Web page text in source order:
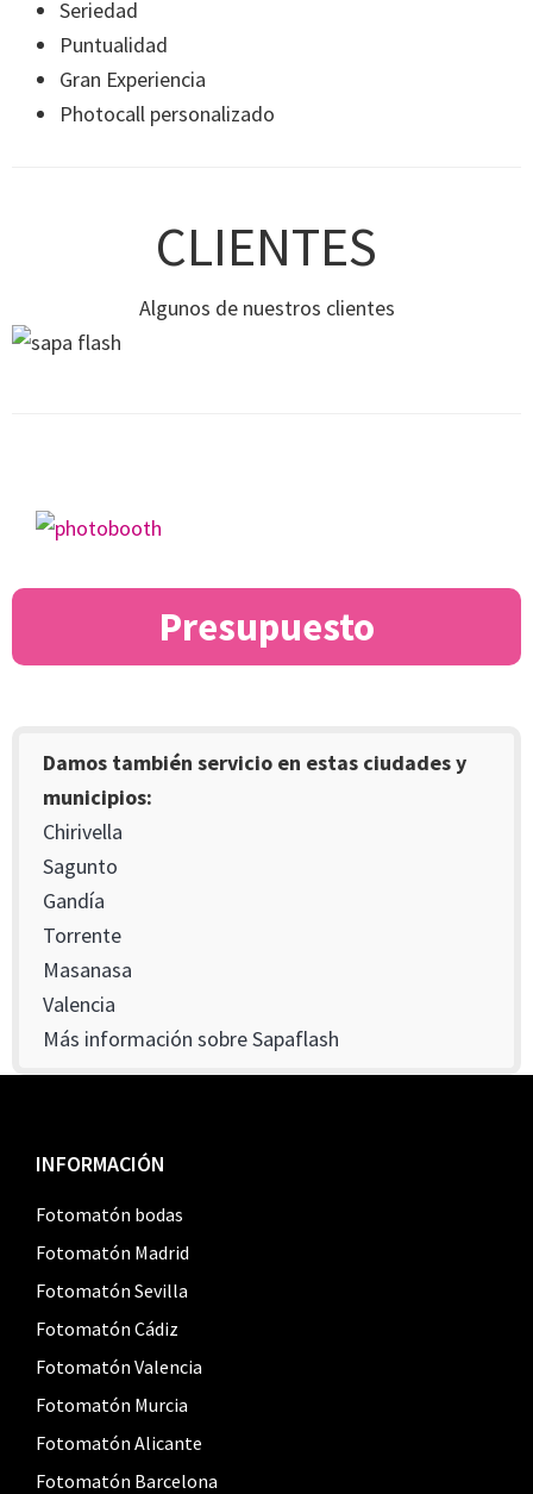
Seriedad
Puntualidad
Gran Experiencia
Photocall personalizado
CLIENTES
Algunos de nuestros clientes
Presupuesto
Damos también servicio en estas ciudades y
municipios:
Chirivella
Sagunto
Gandía
Torrente
Masanasa
Valencia
Más información sobre Sapaflash
Footer
INFORMACIÓN
Fotomatón bodas
Fotomatón Madrid
Fotomatón Sevilla
Fotomatón Cádiz
Fotomatón Valencia
Fotomatón Murcia
Fotomatón Alicante
Fotomatón Barcelona